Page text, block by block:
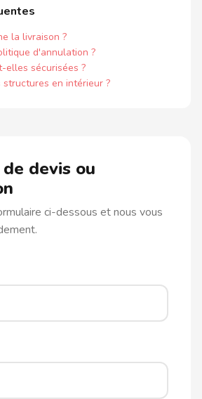
la livraison ?
d'annulation ?
elles sécurisées ?
en intérieur ?
devis ou
ci-dessous et nous vous